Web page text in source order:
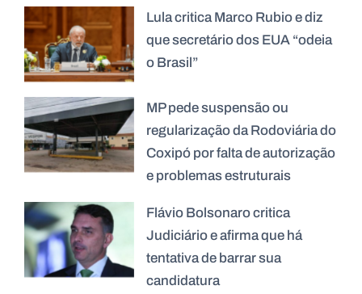
Lula critica Marco Rubio e diz
que secretário dos EUA “odeia
o Brasil”
MP pede suspensão ou
regularização da Rodoviária do
Coxipó por falta de autorização
e problemas estruturais
Flávio Bolsonaro critica
Judiciário e afirma que há
tentativa de barrar sua
candidatura